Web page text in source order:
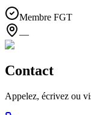
Membre FGT
—
Contact
Appelez, écrivez ou